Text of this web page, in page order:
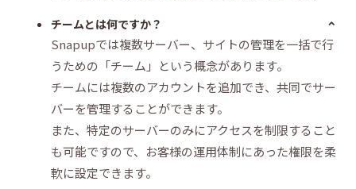
チームとは何ですか？
Snapupでは複数サーバー、サイトの管理を一括で行
うための「チーム」という概念があります。
チームには複数のアカウントを追加でき、共同でサー
バーを管理することができます。
また、特定のサーバーのみにアクセスを制限すること
も可能ですので、お客様の運用体制にあった権限を柔
軟に設定できます。